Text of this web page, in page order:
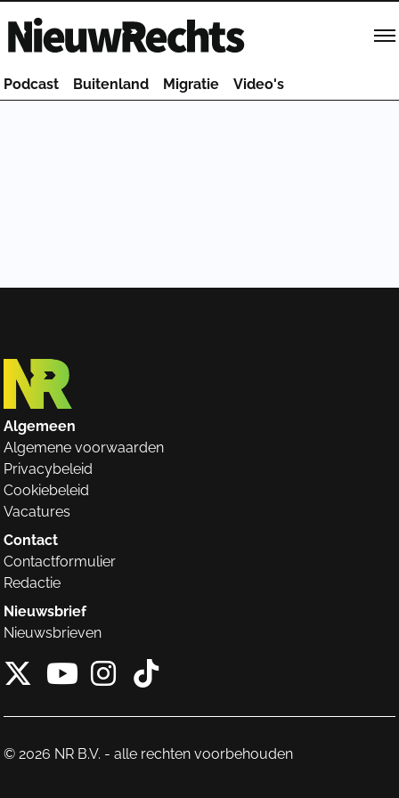
Homepage van NieuwRechts
Podcast Buitenland Migratie Video's
Algemeen
Algemene voorwaarden
Privacybeleid
Cookiebeleid
Vacatures
Contact
Contactformulier
Redactie
Nieuwsbrief
Nieuwsbrieven
X van NieuwRechts
Instagram van
Tiktok van
© 2026 NR B.V. - alle rechten voorbehouden